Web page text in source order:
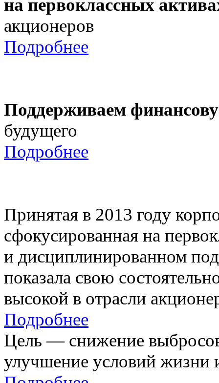
на первоклассных
акционеров
Подробнее
Поддерживаем
будущего
Подробнее
Принятая в 2013 году
сфокусированная на
и дисциплинированном
показала свою
высокой в отрасли
Подробнее
Цель — снижение
улучшение условий жизни